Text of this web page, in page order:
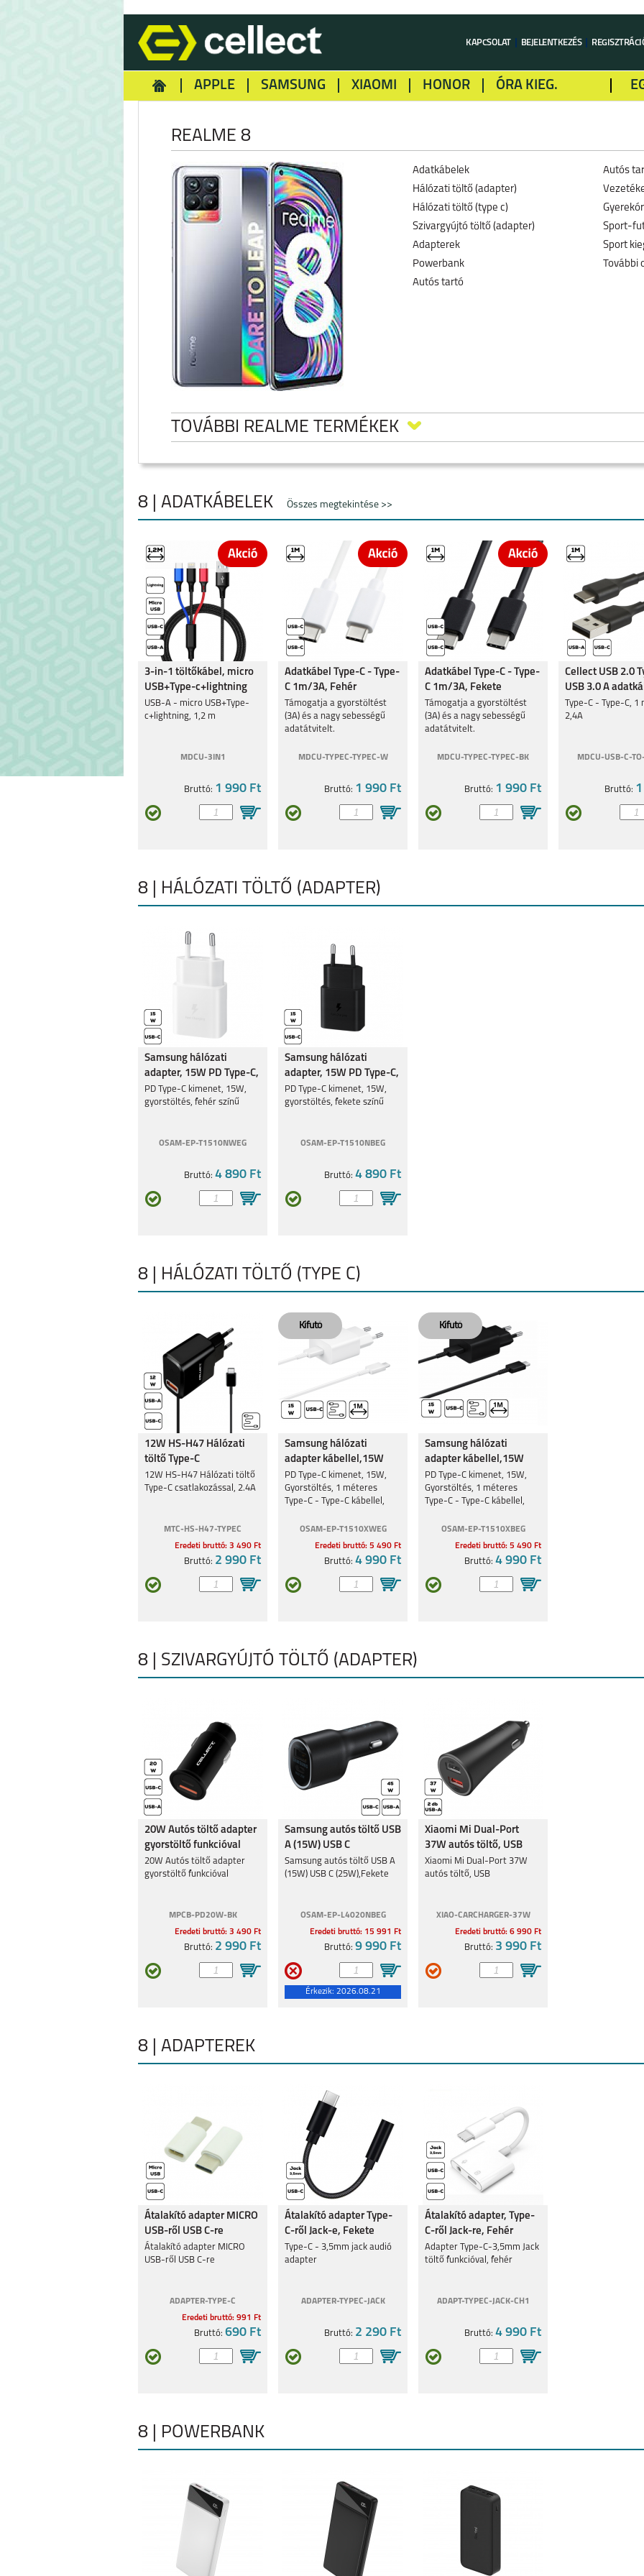
KAPCSOLAT BEJELENTKEZÉS
APPLE SAMSUNG XIAOMI HONOR ÓRA KIEG.
REALME 8
Adatkábelek
Hálózati töltő (adapter)
Hálózati töltő (type c)
Szivargyújtó töltő (adapter)
Adapterek
Powerbank
Autós tartó
Autós
Sport-
Sport
További
TOVÁBBI REALME TERMÉKEK
NOTE 60 REALME NOTE 50 REALME 11 5G REALME 9 PRO 5G REALME C55
REALME 9 5G
EXPLORER MASTER
8 5G C21Y GT MASTER C25Y 8
8 | ADATKÁBELEK Összes megtekintése >>
3-in-1 töltőkábel, micro
USB+Type-c+lightning
USB-A - micro USB+Type-
c+lightning, 1,2 m
MDCU-3IN1
Bruttó: 1 990 Ft
Adatkábel Type-C - Type-
C 1m/3A, Fehér
Támogatja a gyorstöltést
(3A) és a nagy sebességű
adatátvitelt.
MDCU-TYPEC-TYPEC-W
Bruttó: 1 990 Ft
Adatkábel Type-C - Type-
C 1m/3A, Fekete
Támogatja a gyorstöltést
(3A) és a nagy sebességű
adatátvitelt.
MDCU-TYPEC-TYPEC-BK
Bruttó: 1 990 Ft
Cellect USB 2.0
USB 3.0 A
Type-C - Type-C, 1
2,4A
MDCU-USB-C-
Bruttó:
8 | HÁLÓZATI TÖLTŐ (ADAPTER)
Samsung hálózati
adapter, 15W PD Type-C,
Fehér
PD Type-C kimenet, 15W,
gyorstöltés, fehér színű
OSAM-EP-T1510NWEG
Bruttó: 4 890 Ft
Samsung hálózati
adapter, 15W PD Type-C,
Fekete
PD Type-C kimenet, 15W,
gyorstöltés, fekete színű
OSAM-EP-T1510NBEG
Bruttó: 4 890 Ft
8 | HÁLÓZATI TÖLTŐ (TYPE C)
12W HS-H47 Hálózati
töltő Type-C
csatlakozó,2.4A
12W HS-H47 Hálózati töltő
Type-C csatlakozással, 2.4A
MTC-HS-H47-TYPEC
Eredeti bruttó: 3 490 Ft
Bruttó: 2 990 Ft
Samsung hálózati
adapter kábellel,15W
PD Type-C kimenet, 15W,
Gyorstöltés, 1 méteres
Type-C - Type-C kábellel,
OSAM-EP-T1510XWEG
Eredeti bruttó: 5 490 Ft
Bruttó: 4 990 Ft
Samsung hálózati
adapter kábellel,15W
Fekete
PD Type-C kimenet, 15W,
Gyorstöltés, 1 méteres
Type-C - Type-C kábellel,
OSAM-EP-T1510XBEG
Eredeti bruttó: 5 490 Ft
Bruttó: 4 990 Ft
8 | SZIVARGYÚJTÓ TÖLTŐ (ADAPTER)
20W Autós töltő adapter
gyorstöltő funkcióval
20W Autós töltő adapter
gyorstöltő funkcióval
MPCB-PD20W-BK
Eredeti bruttó: 3 490 Ft
Bruttó: 2 990 Ft
Samsung autós töltő USB
A (15W) USB C
(25W),Fekete
Samsung autós töltő USB A
(15W) USB C (25W),Fekete
OSAM-EP-L4020NBEG
Eredeti bruttó: 15 991 Ft
Bruttó: 9 990 Ft
Érkezik: 2026.08.21
Xiaomi Mi Dual-Port
37W autós töltő, USB
Xiaomi Mi Dual-Port 37W
autós töltő, USB
XIAO-CARCHARGER-37W
Eredeti bruttó: 6 990 Ft
Bruttó: 3 990 Ft
8 | ADAPTEREK
Átalakító adapter MICRO
USB-ről USB C-re
Átalakító adapter MICRO
USB-ről USB C-re
ADAPTER-TYPE-C
Eredeti bruttó: 991 Ft
Bruttó: 690 Ft
Átalakító adapter Type-
C-ről Jack-e, Fekete
Type-C - 3,5mm jack audió
adapter
ADAPTER-TYPEC-JACK
Bruttó: 2 290 Ft
Átalakító adapter, Type-
C-ről Jack-re, Fehér
Adapter Type-C-3,5mm Jack
töltő funkcióval, fehér
ADAPT-TYPEC-JACK-CH1
Bruttó: 4 990 Ft
8 | POWERBANK